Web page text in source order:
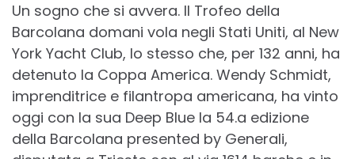
Un sogno che si avvera. Il Trofeo della
Barcolana domani vola negli Stati Uniti, al New
York Yacht Club, lo stesso che, per 132 anni, ha
detenuto la Coppa America. Wendy Schmidt,
imprenditrice e filantropa americana, ha vinto
oggi con la sua Deep Blue la 54.a edizione
della Barcolana presented by Generali,